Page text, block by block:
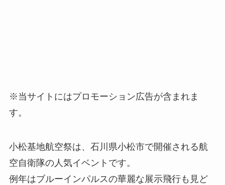
※当サイトにはプロモーション広告が含まれま
す。
小松基地航空祭は、石川県小松市で開催される航
空自衛隊の人気イベントです。
例年はブルーインパルスの華麗な展示飛行も見ど